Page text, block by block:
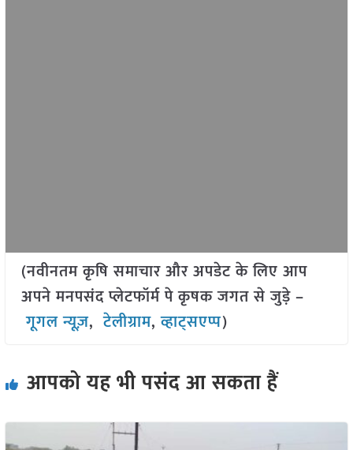
(नवीनतम कृषि समाचार और अपडेट के लिए आप
अपने मनपसंद प्लेटफॉर्म पे कृषक जगत से जुड़े –
गूगल न्यूज़,टेलीग्राम,व्हाट्सएप्प)
आपको यह भी पसंद आ सकता हैं